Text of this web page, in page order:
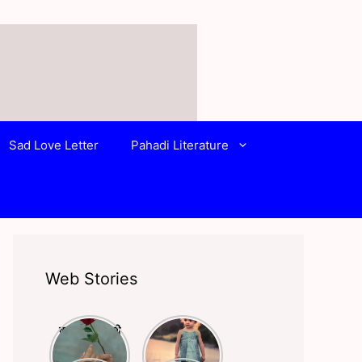
Sad Love Letter Pahadi Literature
Web Stories
क्या आपने किसी
से प्यार किया है?
अगर हाँ तो ये
बचपन और
स्कूली life पर
लिखी बेहतरीन